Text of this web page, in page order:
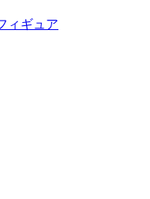
ィギュア